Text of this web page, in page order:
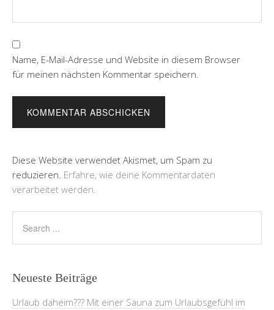
Name, E-Mail-Adresse und Website in diesem Browser
für meinen nächsten Kommentar speichern.
Diese Website verwendet Akismet, um Spam zu
reduzieren. Erfahre, wie deine Kommentardaten
verarbeitet werden.
Neueste Beiträge
Urlaub daheim??? Mit einer Sauna zum Urlaubsgefühl im